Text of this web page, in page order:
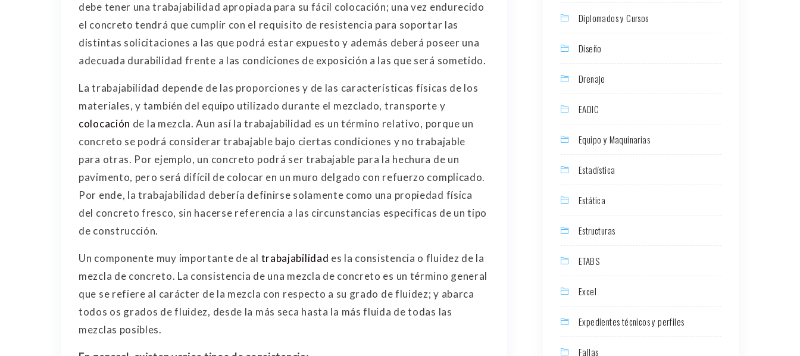
debe tener una trabajabilidad apropiada para su fácil colocación; una vez endurecido
el concreto tendrá que cumplir con el requisito de resistencia para soportar las
distintas solicitaciones a las que podrá estar expuesto y además deberá poseer una
adecuada durabilidad frente a las condiciones de exposición a las que será sometido.
La trabajabilidad depende de las proporciones y de las características físicas de los
materiales, y también del equipo utilizado durante el mezclado, transporte y
colocación de la mezcla. Aun así la trabajabilidad es un término relativo, porque un
concreto se podrá considerar trabajable bajo ciertas condiciones y no trabajable
para otras. Por ejemplo, un concreto podrá ser trabajable para la hechura de un
pavimento, pero será difícil de colocar en un muro delgado con refuerzo complicado.
Por ende, la trabajabilidad debería definirse solamente como una propiedad física
del concreto fresco, sin hacerse referencia a las circunstancias especificas de un tipo
de construcción.
Un componente muy importante de al trabajabilidad es la consistencia o fluidez de la
mezcla de concreto. La consistencia de una mezcla de concreto es un término general
que se refiere al carácter de la mezcla con respecto a su grado de fluidez; y abarca
todos os grados de fluidez, desde la más seca hasta la más fluida de todas las
mezclas posibles.
Diplomados y Cursos
Diseño
Drenaje
EADIC
Equipo y Maquinarias
Estadística
Estática
Estructuras
ETABS
Excel
Expedientes técnicos y perfiles
Fallas